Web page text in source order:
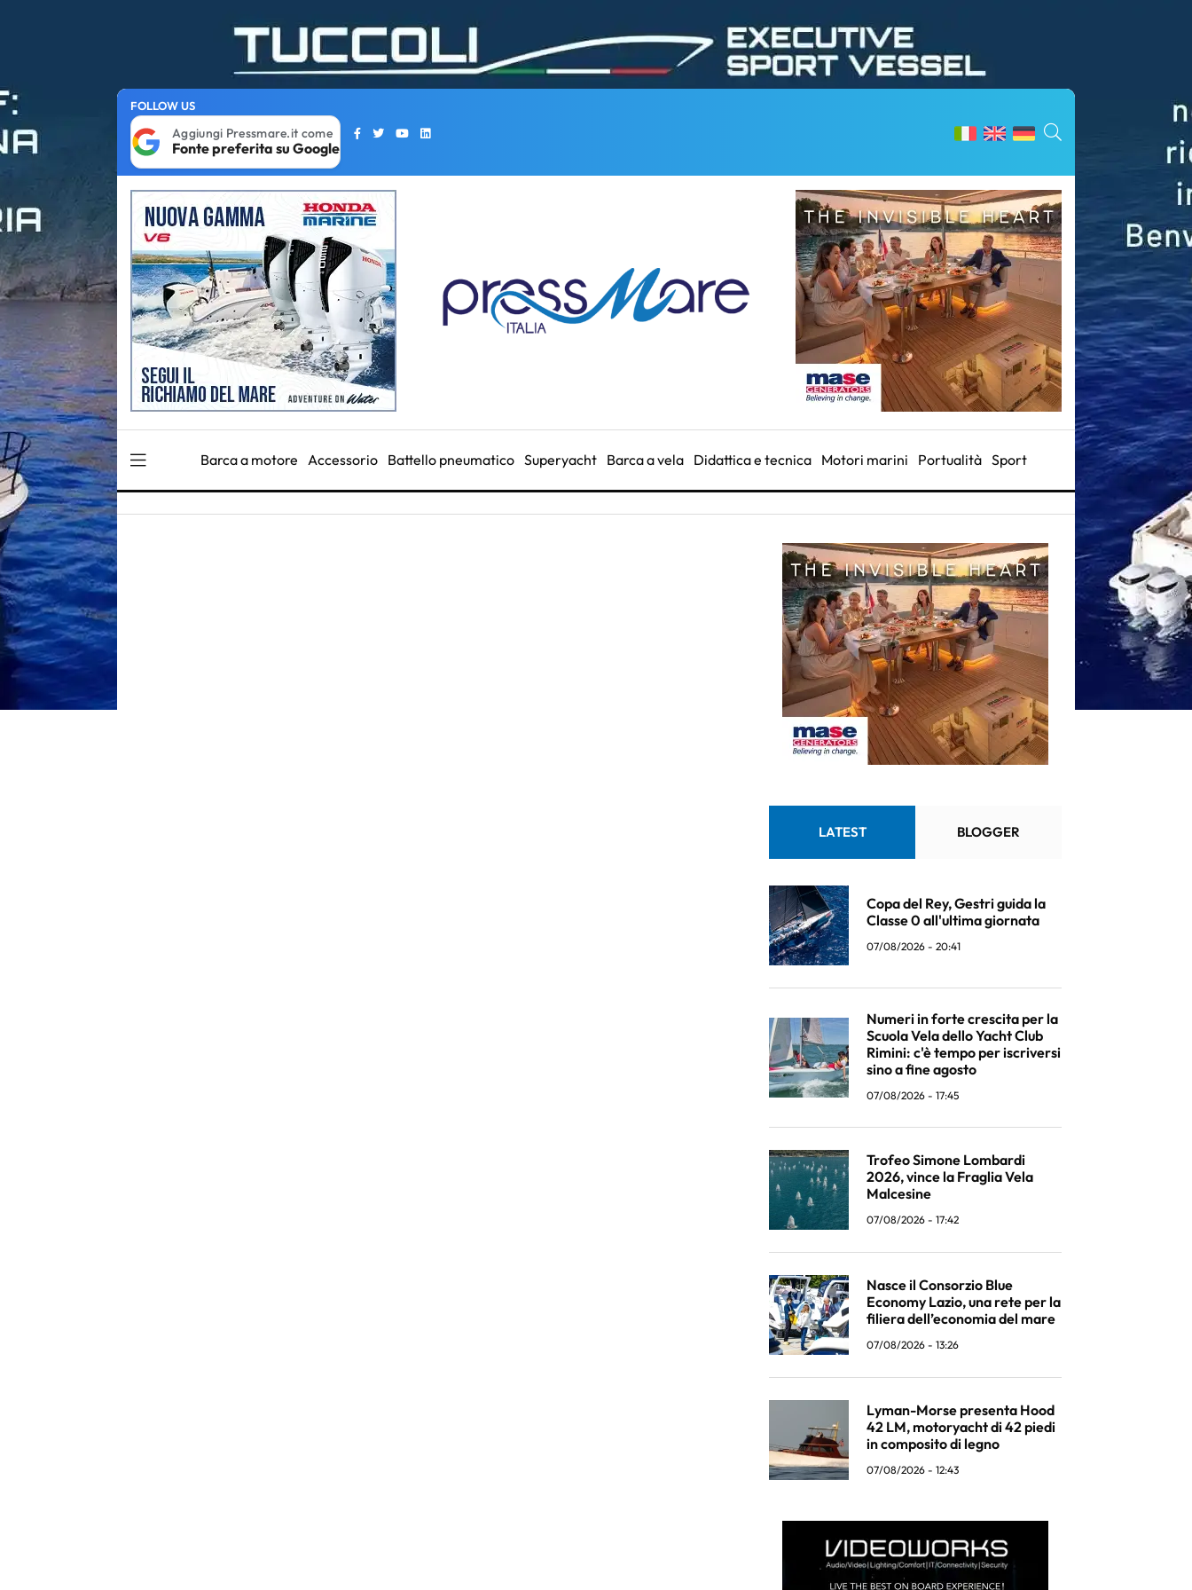
FOLLOW US
Aggiungi Pressmare.it come
Fonte preferita su Google
Barca a motore Accessorio Battello pneumatico Superyacht Barca a vela Didattica e tecnica Motori marini Portualità Sport
LATEST BLOGGER
Copa del Rey, Gestri guida la
Classe 0 all'ultima giornata
07/08/2026 - 20:41
Numeri in forte crescita per la
Scuola Vela dello Yacht Club
Rimini: c'è tempo per iscriversi
sino a fine agosto
07/08/2026 - 17:45
Trofeo Simone Lombardi
2026, vince la Fraglia Vela
Malcesine
07/08/2026 - 17:42
Nasce il Consorzio Blue
Economy Lazio, una rete per la
filiera dell’economia del mare
07/08/2026 - 13:26
Lyman-Morse presenta Hood
42 LM, motoryacht di 42 piedi
in composito di legno
07/08/2026 - 12:43